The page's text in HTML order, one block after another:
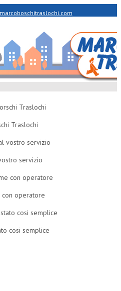
Traslochi
servizio
operatore
cosi semplice